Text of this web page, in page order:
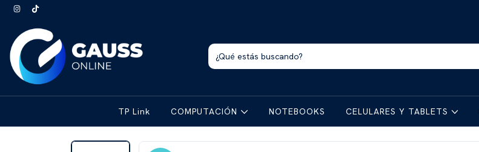
TP Link COMPUTACIÓN NOTEBOOKS CELULARES Y TABLETS